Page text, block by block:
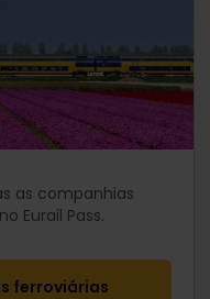
as companhias
Eurail Pass.
ferroviárias